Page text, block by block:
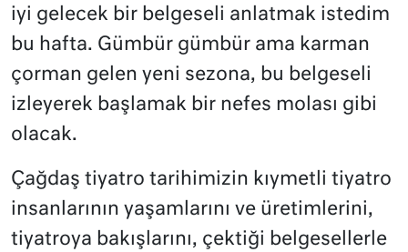
iyi gelecek bir belgeseli anlatmak istedim
bu hafta. Gümbür gümbür ama karman
çorman gelen yeni sezona, bu belgeseli
izleyerek başlamak bir nefes molası gibi
olacak.
Çağdaş tiyatro tarihimizin kıymetli tiyatro
insanlarının yaşamlarını ve üretimlerini,
tiyatroya bakışlarını, çektiği belgesellerle